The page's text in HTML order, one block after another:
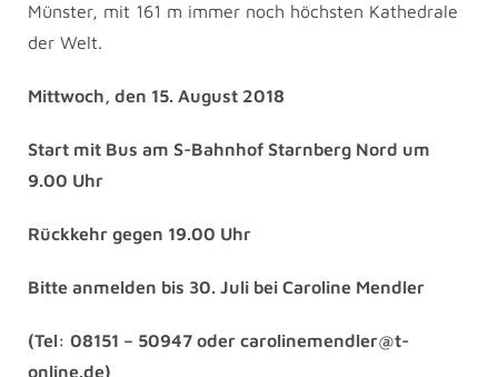
Münster, mit 161 m immer noch höchsten Kathedrale
der Welt.
Mittwoch, den 15. August 2018
Start mit Bus am S-Bahnhof Starnberg Nord um
9.00 Uhr
Rückkehr gegen 19.00 Uhr
Bitte anmelden bis 30. Juli bei Caroline Mendler
(Tel: 08151 – 50947 oder carolinemendler@t-
online.de)